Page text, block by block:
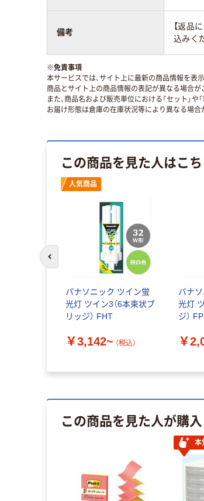
備考
【返品
込みく
※免責事項
本サービスでは、サイト上に最新の商品情報を表
商品とサイト上の商品情報の表記が異なる場合が
また、商品名および販売単位における「セット」
お届け形態は倉庫の在庫状況等により異なる場合
この商品を見た人はこ
人気商品
パナソニック ツイン蛍
光灯 ツイン3（6本束状ブ
リッジ） FHT
￥3,142~ （税込）
パナ
光灯
ジ）
￥
前のスライドへ
この商品を見た人が購
本